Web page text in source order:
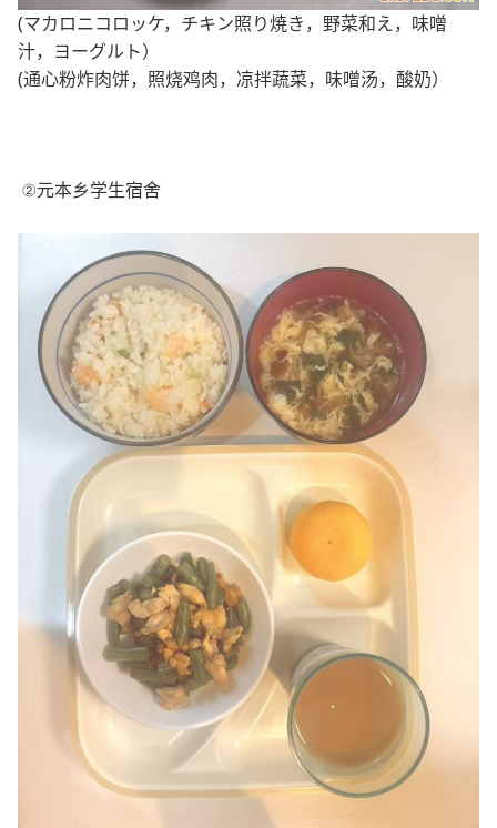
(マカロニコロッケ，チキン照り焼き，野菜和え，味噌
汁，ヨーグルト）
(通心粉炸肉饼，照烧鸡肉，凉拌蔬菜，味噌汤，酸奶）
②元本乡学生宿舍